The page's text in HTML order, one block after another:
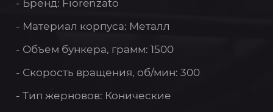
- Бренд: Fiorenzato
- Материал корпуса: Металл
- Объем бункера, грамм: 1500
- Скорость вращения, об/мин: 300
- Тип жерновов: Конические